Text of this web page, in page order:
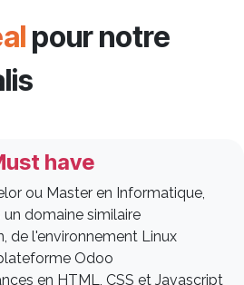
pour notre
have
ou Master en Informatique,
un domaine similaire
de l'environnement Linux
Odoo
en HTML, CSS et Javascript